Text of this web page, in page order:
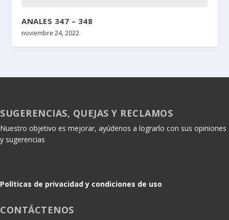
ANALES 347 – 348
noviembre 24, 2022
SUGERENCIAS, QUEJAS Y RECLAMOS
Nuestro objetivo es mejorar, ayúdenos a lograrlo con sus opiniones
y sugerencias
Políticas de privacidad y condiciones de uso
CONTÁCTENOS